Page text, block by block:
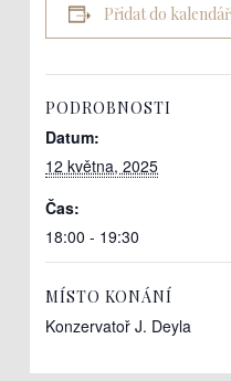
Přidat do
PODROBNOSTI
Datum:
12 května, 2025
Čas:
18:00 - 19:30
MÍSTO KONÁNÍ
Konzervatoř J. Deyla